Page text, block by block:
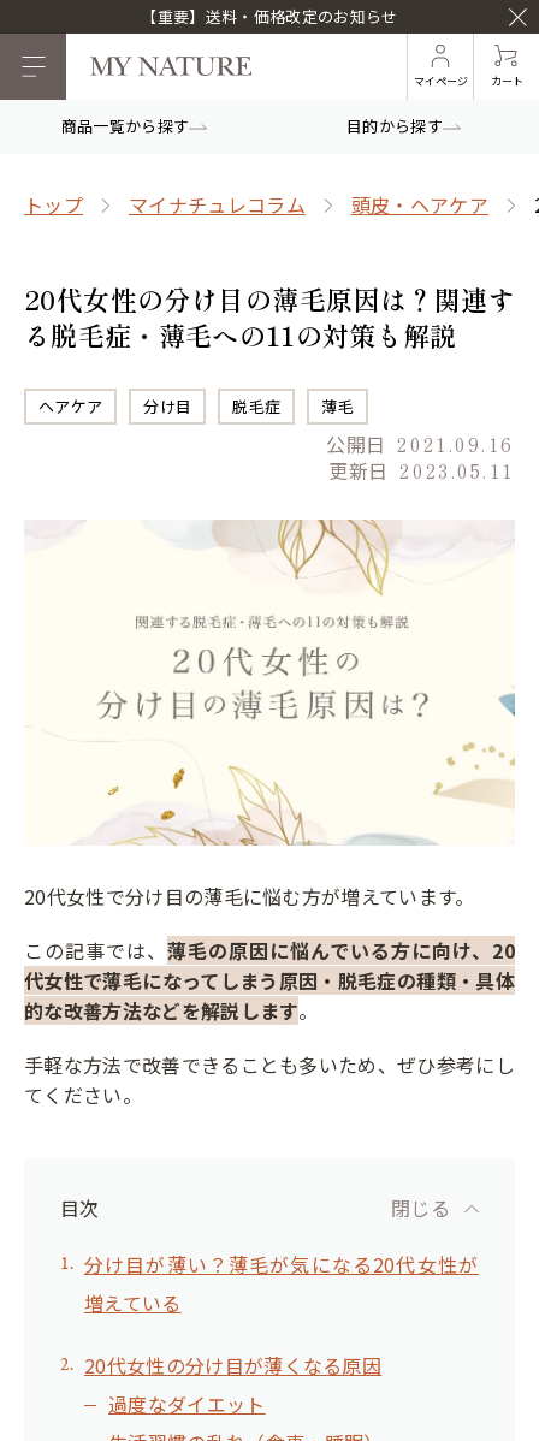
【重要】送料・価格改定のお知らせ
マイページ カート
商品一覧から探す 目的から探す
トップ マイナチュレコラム 頭皮・ヘアケア
20代女性の分け目の薄毛原因は？関連す
る脱毛症・薄毛への11の対策も解説
ヘアケア 分け目 脱毛症 薄毛
公開日 2021.09.16
更新日 2023.05.11
20代女性で分け目の薄毛に悩む方が増えています。
この記事では、薄毛の原因に悩んでいる方に向け、20
代女性で薄毛になってしまう原因・脱毛症の種類・具体
的な改善方法などを解説します。
手軽な方法で改善できることも多いため、ぜひ参考にし
てください。
目次
分け目が薄い？薄毛が気になる20代女性が
増えている
20代女性の分け目が薄くなる原因
過度なダイエット
閉じる